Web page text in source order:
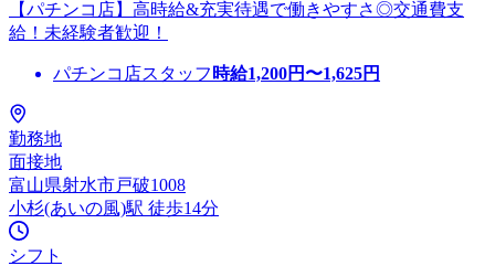
【パチンコ店】高時給&充実待遇で働きやすさ◎交通費支
給！未経験者歓迎！
パチンコ店スタッフ 時給1,200円〜1,625円
勤務地
面接地
富山県射水市戸破1008
小杉(あいの風)駅 徒歩14分
シフト